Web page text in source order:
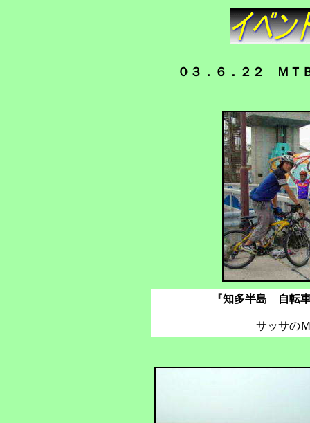
０３．６．２２ Ｍ
『知多半島 自転
サッサの